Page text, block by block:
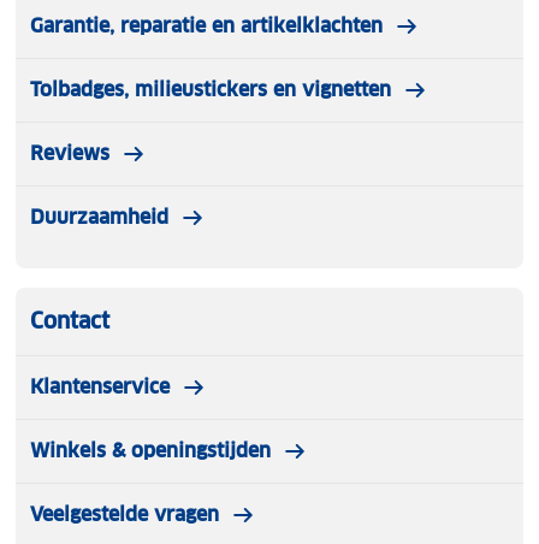
Garantie, reparatie en artikelklachten
Tolbadges, milieustickers en vignetten
Reviews
Duurzaamheid
Contact
Klantenservice
Winkels & openingstijden
Veelgestelde vragen